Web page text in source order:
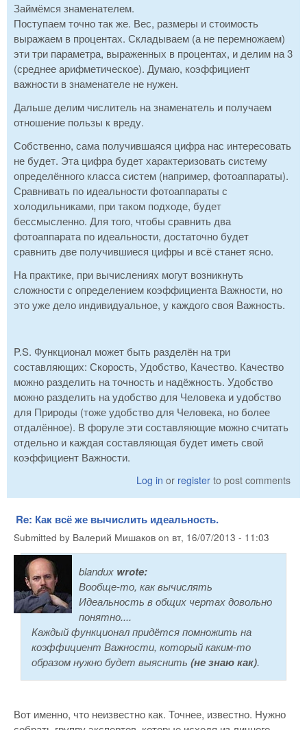
Займёмся знаменателем.
Поступаем точно так же. Вес, размеры и стоимость
выражаем в процентах. Складываем (а не перемножаем)
эти три параметра, выраженных в процентах, и делим на 3
(среднее арифметическое). Думаю, коэффициент
важности в знаменателе не нужен.
Дальше делим числитель на знаменатель и получаем
отношение пользы к вреду.
Собственно, сама получившаяся цифра нас интересовать
не будет. Эта цифра будет характеризовать систему
определённого класса систем (например, фотоаппараты).
Сравнивать по идеальности фотоаппараты с
холодильниками, при таком подходе, будет
бессмысленно. Для того, чтобы сравнить два
фотоаппарата по идеальности, достаточно будет
сравнить две получившиеся цифры и всё станет ясно.
На практике, при вычислениях могут возникнуть
сложности с определением коэффициента Важности, но
это уже дело индивидуальное, у каждого своя Важность.
P.S. Функционал может быть разделён на три
составляющих: Скорость, Удобство, Качество. Качество
можно разделить на точность и надёжность. Удобство
можно разделить на удобство для Человека и удобство
для Природы (тоже удобство для Человека, но более
отдалённое). В форуле эти составляющие можно считать
отдельно и каждая составляющая будет иметь свой
коэффициент Важности.
Log in or register to post comments
Re: Как всё же вычислить идеальность.
Submitted by Валерий Мишаков on вт, 16/07/2013 - 11:03
blandux wrote:
Вообще-то, как вычислять
Идеальность в общих чертах довольно
понятно....
Каждый функционал придётся помножить на
коэффициент Важности, который каким-то
образом нужно будет выяснить (не знаю как).
Вот именно, что неизвестно как. Точнее, известно. Нужно